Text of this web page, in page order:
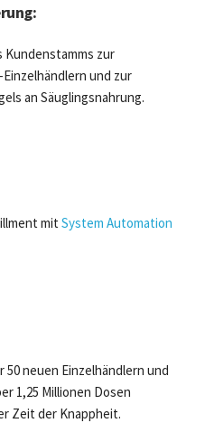
Kundenstamms zur
und zur
an Säuglingsnahrung.
mit System Automation
50 neuen Einzelhändlern und
1,25 Millionen Dosen
Zeit der Knappheit.